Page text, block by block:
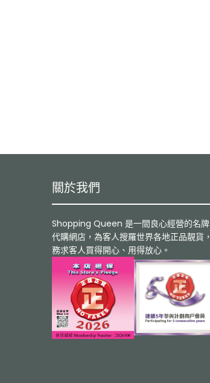
關於我們
Shopping Queen 是一間良心經營的名牌
代購網店，為客人搜羅世界各地正品靚貨，
務求客人買得開心、用得放心。